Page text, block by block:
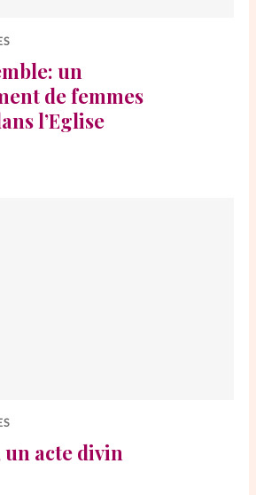
un
de femmes
l’Eglise
acte divin